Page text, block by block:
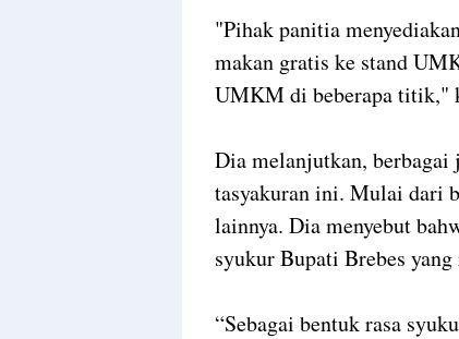
"Pihak panitia
makan gratis ke stand
UMKM di beberapa titik,"
Dia melanjutkan, berbagai
tasyakuran ini. Mulai dari
lainnya. Dia menyebut
syukur Bupati Brebes
“Sebagai bentuk rasa